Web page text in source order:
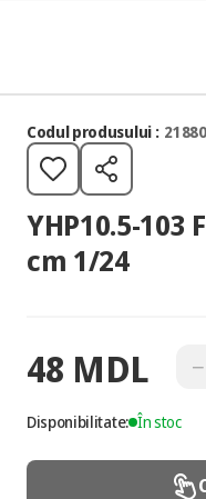
Codul produsului : 21880
YHP10.5-
cm 1/24
48 MDL −
Disponibilitate: În stoc